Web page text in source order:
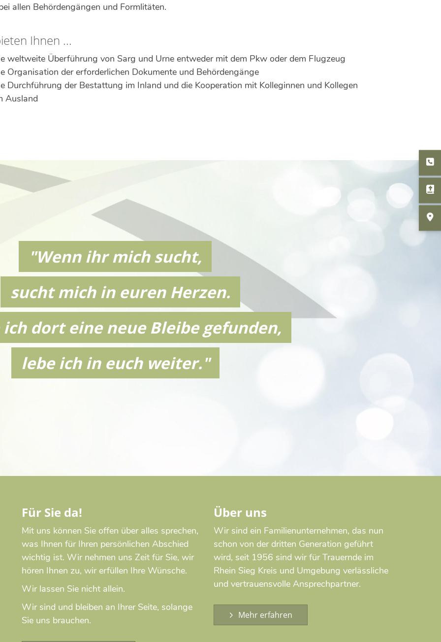
allen Behördengängen und Formlitäten.
Ihnen ...
weltweite Überführung von Sarg und Urne entweder mit dem Pkw oder dem Flugzeug
Organisation der erforderlichen Dokumente und Behördengänge
Durchführung der Bestattung im Inland und die Kooperation mit Kolleginnen und Kollegen
Ausland
"Wenn ihr mich sucht,
sucht mich in euren Herzen.
ich dort eine neue Bleibe gefunden,
lebe ich in euch weiter."
Für Sie da!
Mit uns können Sie offen über alles sprechen,
was Ihnen für Ihren persönlichen Abschied
wichtig ist. Wir nehmen uns Zeit für Sie, wir
hören Ihnen zu, wir erfüllen Ihre Wünsche.
Wir lassen Sie nicht allein.
Wir sind und bleiben an Ihrer Seite, solange
Sie uns brauchen.
Über uns
Wir sind ein Familienunternehmen, das nun
schon von der dritten Generation geführt
wird, seit 1956 sind wir für Trauernde im
Rhein Sieg Kreis und Umgebung verlässliche
und vertrauensvolle Ansprechpartner.
Mehr erfahren